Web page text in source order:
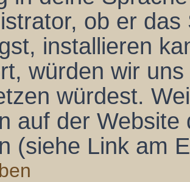
ob er
installieren
würden wir
würdest.
auf der
(siehe Link am